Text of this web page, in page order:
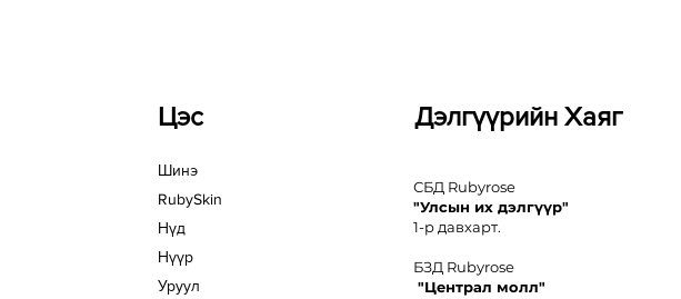
Цэс
Шинэ
RubySkin
Нүд
Нүүр
Уруул
Дэлгүүрийн Хаяг
СБД Rubyrose
"Улсын их дэлгүүр"
1-р давхарт.
БЗД Rubyrose
"Централ молл"